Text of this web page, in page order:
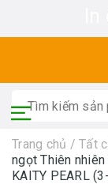
Trang chủ / Tất
ngọt Thiên
KAITY PEARL